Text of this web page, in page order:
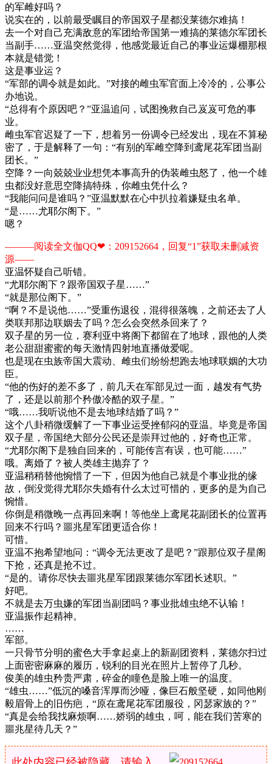
的军雌好吗？
说实在的，以前最受瞩目的帝国双子星都没莱德尔难搞！
去一个对自己充满敌意的军团给帝国第一难搞的莱德尔军团长
当副手……亚温突然觉得，他感觉最近自己的事业运爆棚那根
本就是错觉！
这是事业运？
“军部的调令就是如此。”对接的雌虫军官面上冷冷的，公事公
办地说。
“总得有个原因吧？”亚温追问，试图挽救自己岌岌可危的事
业。
雌虫军官迟疑了一下，想着另一份调令已经发出，现在不算秘
密了，于是解释了一句：“有别的军雌空降到鸢尾花军团当副
团长。”
空降？一向兢兢业业想凭本事高升的伪装雌虫怒了，他一个雄
虫都没好意思空降搞特殊，你雌虫凭什么？
“我能问问是谁吗？”亚温默默在心中扒拉着嫌疑虫名单。
“是……尤耶尔阁下。”
嗯？
———阅读全文伽QQ❤：209152664，回复“1”获取未删减资
源—​​​​—
亚温怀疑自己听错。
“尤耶尔阁下？跟帝国双子星……”
“就是那位阁下。”
“啊？不是说他……”受重伤退役，混得很落魄，之前还去了人
类联邦那边联姻去了吗？怎么会突然杀回来了？
双子星的另一位，赛利亚中将阁下都留在了地球，跟他的人类
老公甜甜蜜蜜的每天激情四射地直播做爱呢。
也是现在虫族帝国大震动、雌虫们纷纷想跑去地球联姻的大功
臣。
“他的伤好的差不多了，前几天在军部见过一面，越发有气势
了，还是以前那个矜傲冷酷的双子星。”
“哦……我听说他不是去地球结婚了吗？”
这个八卦稍微缓解了一下事业运受挫郁闷的亚温。毕竟是帝国
双子星，帝国绝大部分公民还是崇拜过他的，好奇也正常。
“尤耶尔阁下是独自回来的，可能传言有误，也可能……”
哦。离婚了？被人类雄主抛弃了？
亚温稍稍替他惋惜了一下，但因为他自己就是个事业批的缘
故，倒没觉得尤耶尔失婚有什么太过可惜的，更多的是为自己
惋惜。
你倒是稍微晚一点再回来啊！等他坐上鸢尾花副团长的位置再
回来不行吗？噩兆星军团更适合你！
可惜。
亚温不抱希望地问：“调令无法更改了是吧？”跟那位双子星阁
下抢，还真是抢不过。
“是的。请你尽快去噩兆星军团跟莱德尔军团长述职。”
好吧。
不就是去万虫嫌的军团当副团吗？事业批雄虫绝不认输！
亚温振作起精神。
……
军部。
一只骨节分明的蜜色大手拿起桌上的新副团资料，莱德尔扫过
上面密密麻麻的履历，锐利的目光在照片上暂停了几秒。
俊美的雄虫矜贵严肃，碎金的瞳色是脸上唯一的温度。
“雄虫……”低沉的嗓音浑厚而沙哑，像巨石般坚硬，如同他刚
毅眉骨上的旧伤疤，“原在鸢尾花军团服役，冈瑟家族的？”
“真是会给我找麻烦啊……娇弱的雄虫，呵，能在我们苦寒的
噩兆星待几天？”